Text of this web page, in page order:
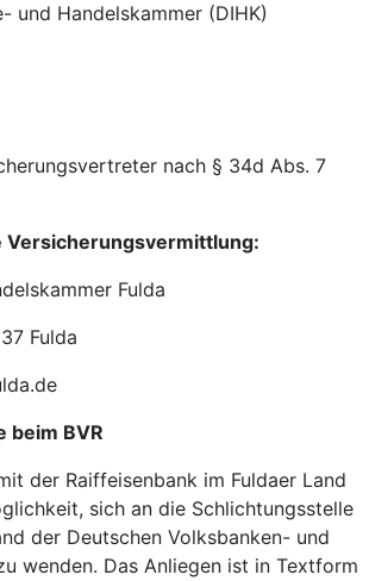
und Handelskammer (DIHK)
nach § 34d Abs. 7
Versicherungsvermittlung:
Fulda
Fulda
beim BVR
der Raiffeisenbank im Fuldaer Land
sich an die Schlichtungsstelle
der Deutschen Volksbanken- und
wenden. Das Anliegen ist in Textform